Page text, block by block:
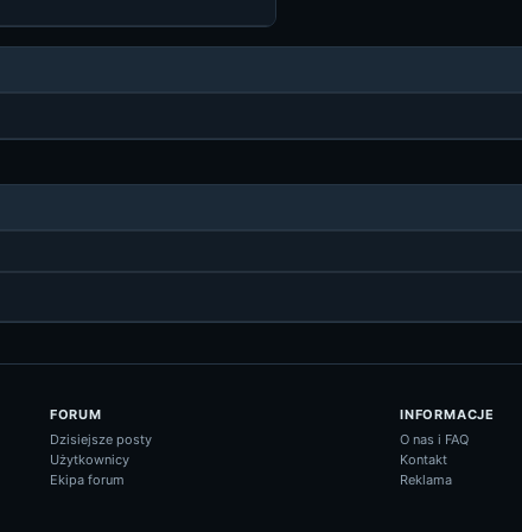
FORUM
Dzisiejsze posty
Użytkownicy
Ekipa forum
INFORMACJE
O nas i FAQ
Kontakt
Reklama